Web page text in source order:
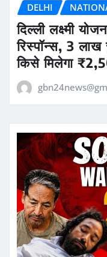
DELHI
दिल्ली लक्ष्मी
रिस्पॉन्स, 3
किसे मिलेगा